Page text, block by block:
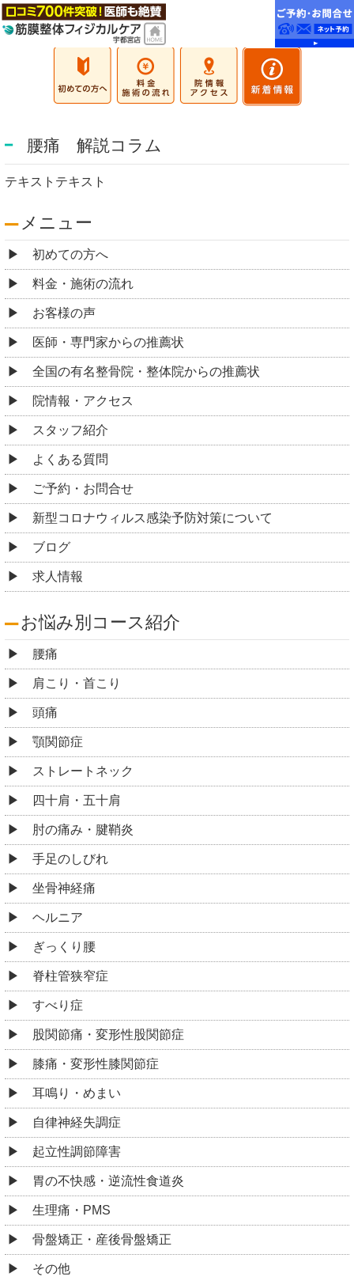
腰痛 解説コラム
テキストテキスト
メニュー
初めての方へ
料金・施術の流れ
お客様の声
医師・専門家からの推薦状
全国の有名整骨院・整体院からの推薦状
院情報・アクセス
スタッフ紹介
よくある質問
ご予約・お問合せ
新型コロナウィルス感染予防対策について
ブログ
求人情報
お悩み別コース紹介
腰痛
肩こり・首こり
頭痛
顎関節症
ストレートネック
四十肩・五十肩
肘の痛み・腱鞘炎
手足のしびれ
坐骨神経痛
ヘルニア
ぎっくり腰
脊柱管狭窄症
すべり症
股関節痛・変形性股関節症
膝痛・変形性膝関節症
耳鳴り・めまい
自律神経失調症
起立性調節障害
胃の不快感・逆流性食道炎
生理痛・PMS
骨盤矯正・産後骨盤矯正
その他